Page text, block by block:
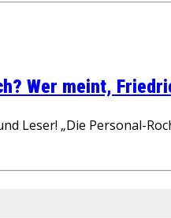
Wer meint,
Leser! „Die Personal-